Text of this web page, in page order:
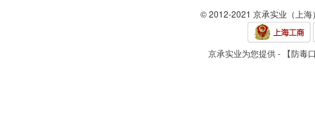
© 2012-2021 京承实业（上
京承实业为您提供 - 【防毒